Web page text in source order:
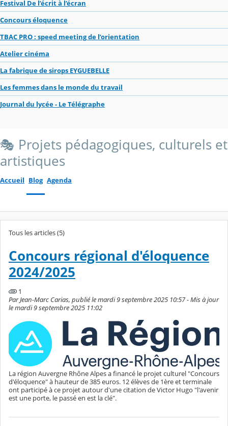
Festival De l’écrit à l’écran
Concours éloquence
TBAC PRO : speed meeting de l’orientation
Atelier cinéma
La fabrique de sirops EYGUEBELLE
Les femmes dans le monde du travail
Journal du lycée - Le Télégraphe
🎭 Projets pédagogiques, culturels et
artistiques
Accueil Blog Agenda
Tous les articles (5)
Concours régional d'éloquence
2024/2025
1
Par Jean-Marc Carias, publié le mardi 9 septembre 2025 10:57 - Mis à jour
le mardi 9 septembre 2025 11:02
La région Auvergne Rhône Alpes a financé le projet culturel "Concours
d'éloquence" à hauteur de 385 euros. 12 élèves de 1ère et terminale
ont participé à ce projet autour d'une citation de Victor Hugo "l'avenir
est une porte, le passé en est la clé".